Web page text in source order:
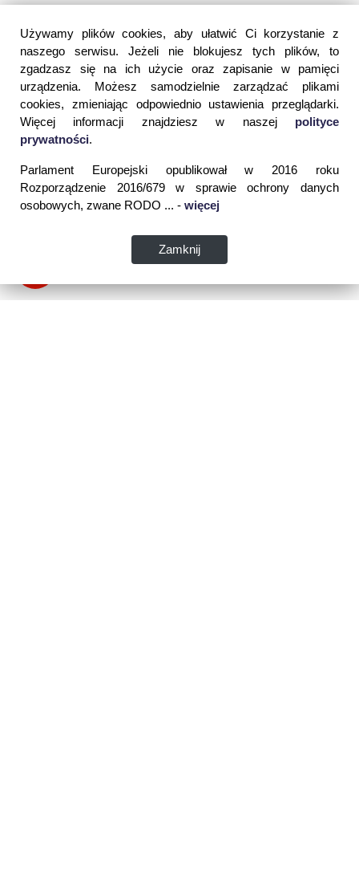
Używamy plików cookies, aby ułatwić Ci korzystanie z
naszego serwisu. Jeżeli nie blokujesz tych plików, to
zgadzasz się na ich użycie oraz zapisanie w pamięci
urządzenia. Możesz samodzielnie zarządzać plikami
cookies, zmieniając odpowiednio ustawienia przeglądarki.
Więcej informacji znajdziesz w naszej polityce
prywatności.
Parlament Europejski opublikował w 2016 roku
Rozporządzenie 2016/679 w sprawie ochrony danych
osobowych, zwane RODO ... - więcej
Zamknij